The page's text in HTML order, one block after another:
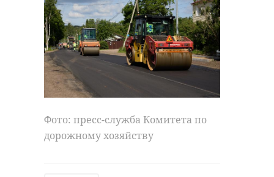
Фото: пресс-служба Комитета по
дорожному хозяйству